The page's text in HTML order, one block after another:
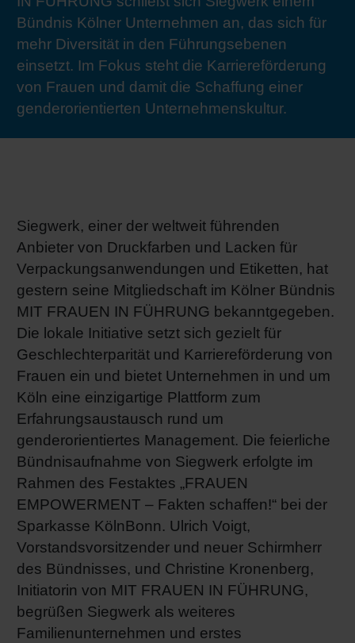
Bündnis Kölner Unternehmen an, das sich für
mehr Diversität in den Führungsebenen
einsetzt. Im Fokus steht die Karriereförderung
von Frauen und damit die Schaffung einer
genderorientierten Unternehmenskultur.
Siegwerk, einer der weltweit führenden
Anbieter von Druckfarben und Lacken für
Verpackungsanwendungen und Etiketten, hat
gestern seine Mitgliedschaft im Kölner Bündnis
MIT FRAUEN IN FÜHRUNG bekanntgegeben.
Die lokale Initiative setzt sich gezielt für
Geschlechterparität und Karriereförderung von
Frauen ein und bietet Unternehmen in und um
Köln eine einzigartige Plattform zum
Erfahrungsaustausch rund um
genderorientiertes Management. Die feierliche
Bündnisaufnahme von Siegwerk erfolgte im
Rahmen des Festaktes „FRAUEN
EMPOWERMENT – Fakten schaffen!“ bei der
Sparkasse KölnBonn. Ulrich Voigt,
Vorstandsvorsitzender und neuer Schirmherr
des Bündnisses, und Christine Kronenberg,
Initiatorin von MIT FRAUEN IN FÜHRUNG,
begrüßen Siegwerk als weiteres
Familienunternehmen und erstes
Shrink
Erdöl-
RETHINK PACKAGING
WEBSEITEN
SPRACHE